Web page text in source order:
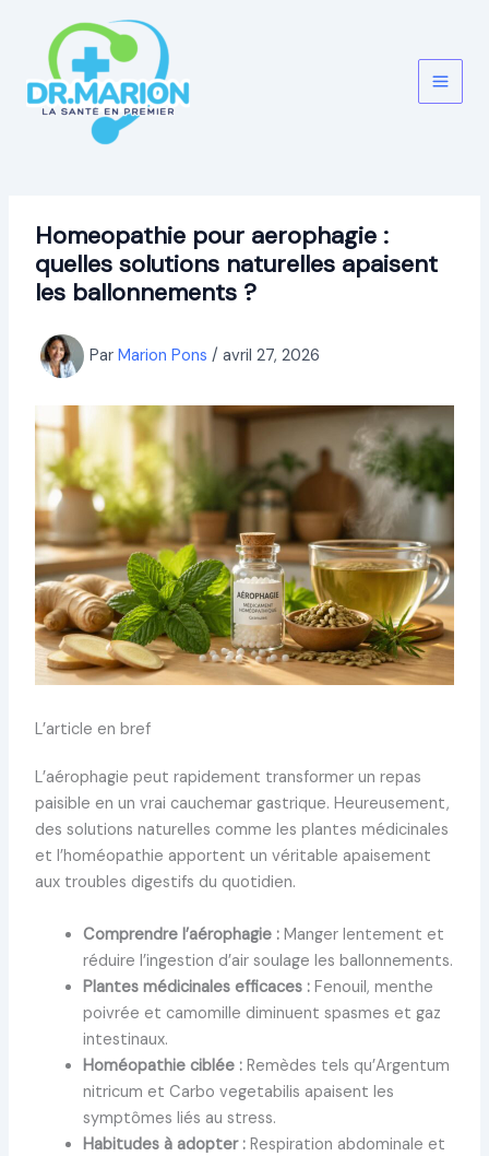
contenu
Homeopathie pour aerophagie :
quelles solutions naturelles apaisent
les ballonnements ?
Par Marion Pons / avril 27, 2026
L’article en bref
L’aérophagie peut rapidement transformer un repas
paisible en un vrai cauchemar gastrique. Heureusement,
des solutions naturelles comme les plantes médicinales
et l’homéopathie apportent un véritable apaisement
aux troubles digestifs du quotidien.
Comprendre l’aérophagie :Manger lentement et
réduire l’ingestion d’air soulage les ballonnements.
Plantes médicinales efficaces :Fenouil, menthe
poivrée et camomille diminuent spasmes et gaz
intestinaux.
Homéopathie ciblée :Remèdes tels qu’Argentum
nitricum et Carbo vegetabilis apaisent les
symptômes liés au stress.
Habitudes à adopter :Respiration abdominale et